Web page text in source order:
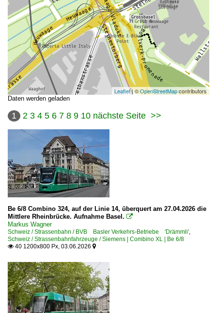
Leaflet| ©OpenStreetMapcontributors
Daten werden geladen
1 2 3 4 5 6 7 8 9 10 nächste Seite >>
Be 6/8 Combino 324, auf der Linie 14, überquert am 27.04.2026 die
Mittlere Rheinbrücke. Aufnahme Basel. 
Markus Wagner
Schweiz / Strassenbahn / BVB Basler Verkehrs-Betriebe 'Drämmli',
Schweiz / Strassenbahnfahrzeuge / Siemens | Combino XL | Be 6/8
 40 1200x800 Px, 03.06.2026 